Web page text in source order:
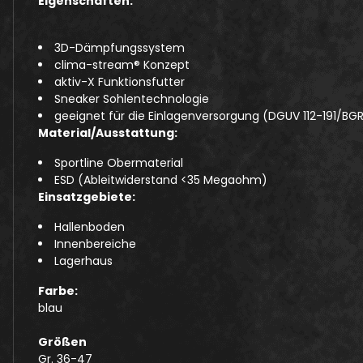
3D-Dämpfungssystem
clima-stream® Konzept
aktiv-X Funktionsfutter
Sneaker Sohlentechnologie
geeignet für die Einlagenversorgung (DGUV 112-191/BGR
Material/Ausstattung:
Sportline Obermaterial
ESD (Ableitwiderstand <35 Megaohm)
Einsatzgebiete:
Hallenboden
Innenbereiche
Lagerhaus
Farbe:
blau
Größen
Gr. 36-47